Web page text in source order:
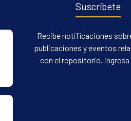
Suscríbete
Recibe notificaciones
publicaciones y eventos
con el repositorio. ingresa